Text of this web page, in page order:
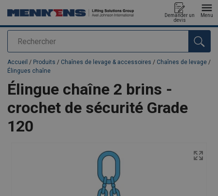
Rechercher
Demander un
devis
Menu
Ajouté au panier
Accueil / Produits / Chaînes de levage & accessoires / Chaînes de levage /
Élingues chaîne
Élingue chaîne 2 brins -
crochet de sécurité Grade
120